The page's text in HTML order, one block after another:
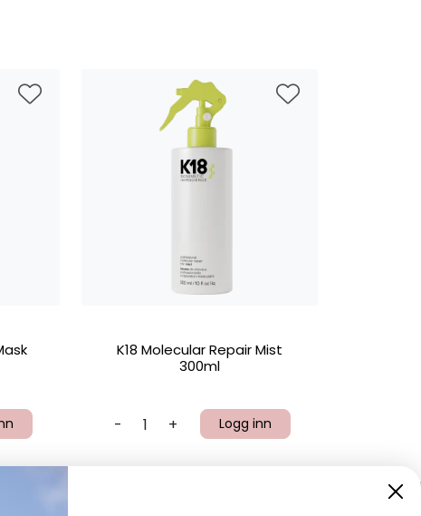
K18 Molecular Repair Mist
300ml
- + Logg inn